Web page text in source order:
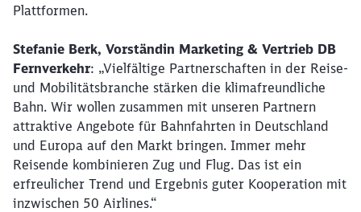
Plattformen.
Stefanie Berk, Vorständin Marketing & Vertrieb DB
Fernverkehr: „Vielfältige Partnerschaften in der Reise-
und Mobilitätsbranche stärken die klimafreundliche
Bahn. Wir wollen zusammen mit unseren Partnern
attraktive Angebote für Bahnfahrten in Deutschland
und Europa auf den Markt bringen. Immer mehr
Reisende kombinieren Zug und Flug. Das ist ein
erfreulicher Trend und Ergebnis guter Kooperation mit
inzwischen 50 Airlines.“